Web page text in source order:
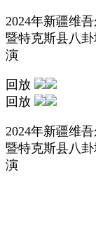
2024年新疆维
暨特克斯县八
演
回放
回放
2024年新疆维
暨特克斯县八
演